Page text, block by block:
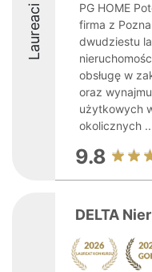
Laureaci
PG HOME
firma z
dwudziestu
obsługę w
oraz
użytkowych
okolicznych
9.8
DELTA